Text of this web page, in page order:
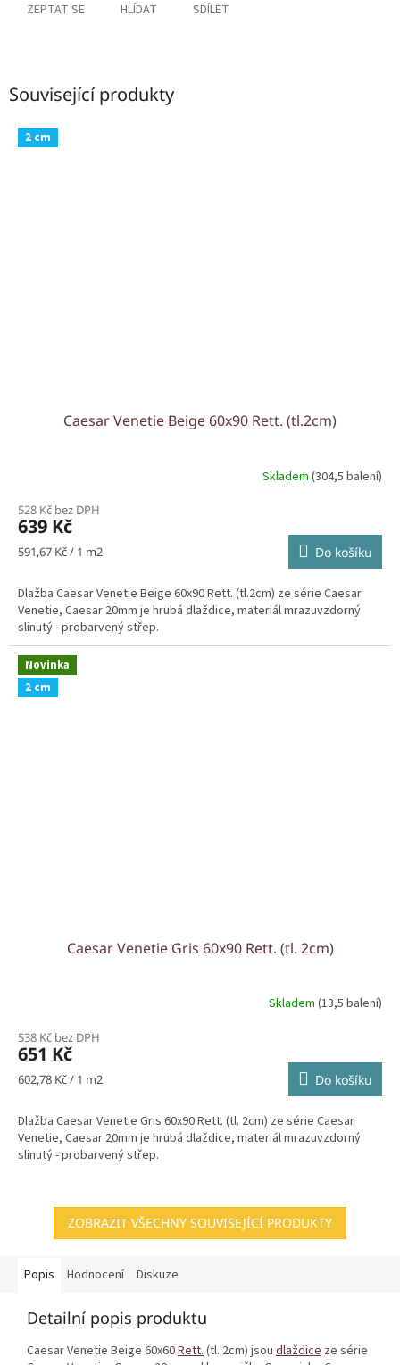
ZEPTAT SE HLÍDAT SDÍLET
Související produkty
2 cm
Caesar Venetie Beige 60x90 Rett. (tl.2cm)
Skladem (304,5 balení)
528 Kč bez DPH
639 Kč
Měrná
591,67 Kč / 1 m2 Do košíku
Dlažba Caesar Venetie Beige 60x90 Rett. (tl.2cm) ze série Caesar
Venetie, Caesar 20mm je hrubá dlaždice, materiál mrazuvzdorný
slinutý - probarvený střep.
Novinka
2 cm
Caesar Venetie Gris 60x90 Rett. (tl. 2cm)
Skladem (13,5 balení)
538 Kč bez DPH
651 Kč
Měrná
602,78 Kč / 1 m2 Do košíku
Dlažba Caesar Venetie Gris 60x90 Rett. (tl. 2cm) ze série Caesar
Venetie, Caesar 20mm je hrubá dlaždice, materiál mrazuvzdorný
slinutý - probarvený střep.
ZOBRAZIT VŠECHNY SOUVISEJÍCÍ PRODUKTY
Popis Hodnocení Diskuze
Detailní popis produktu
Caesar Venetie Beige 60x60Rett. (tl. 2cm) jsou dlaždice ze série